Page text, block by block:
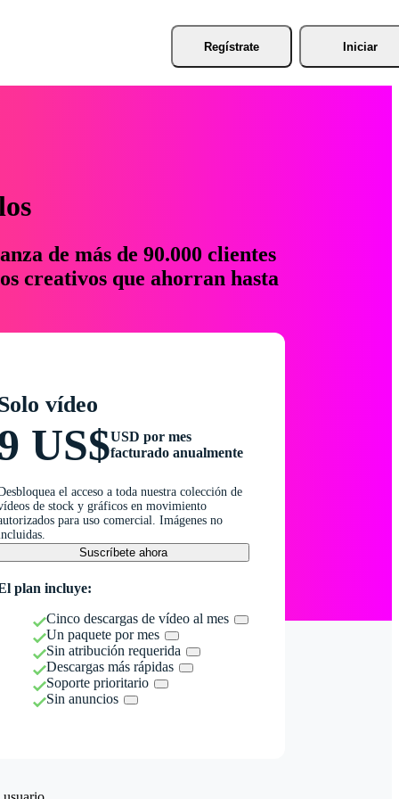
Regístrate Iniciar
de más de 90.000 clientes
creativos que ahorran hasta
vídeo
US$USD por mes
facturado anualmente
el acceso a toda nuestra colección de
de stock y gráficos en movimiento
para uso comercial. Imágenes no
Suscríbete ahora
plan incluye:
Cinco descargas de vídeo al mes
Un paquete por mes
Sin atribución requerida
Descargas más rápidas
Soporte prioritario
Sin anuncios